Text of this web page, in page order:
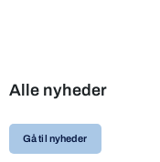
Alle nyheder
Gå til nyheder